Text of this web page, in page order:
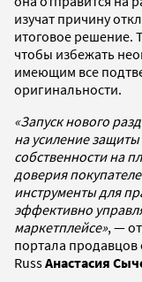
изучат причину
итоговое решение.
чтобы избежать
имеющим все
оригинальности.
«Запуск нового
на усиление
собственности на
доверия
инструменты для
эффективно
маркетплейсе», —
портала
RussАнастасия